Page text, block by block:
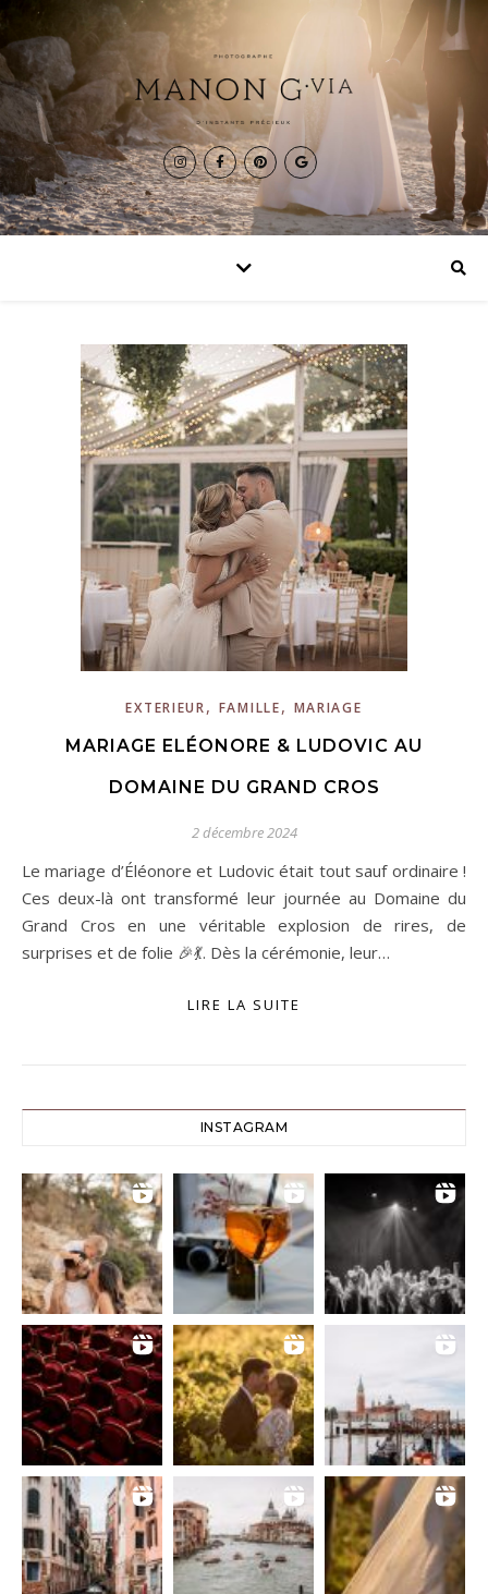
EXTERIEUR, FAMILLE, MARIAGE
MARIAGE ELÉONORE & LUDOVIC AU
DOMAINE DU GRAND CROS
2 décembre 2024
Le mariage d’Éléonore et Ludovic était tout sauf ordinaire !
Ces deux-là ont transformé leur journée au Domaine du
Grand Cros en une véritable explosion de rires, de
surprises et de folie 🎉💃. Dès la cérémonie, leur…
LIRE LA SUITE
INSTAGRAM